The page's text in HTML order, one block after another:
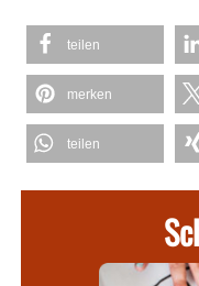
teilen
merken
teilen